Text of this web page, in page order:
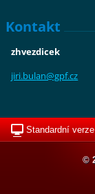
Kontakt
zhvezdicek
jiri.bulan@gpf.cz
Standardní verze
©